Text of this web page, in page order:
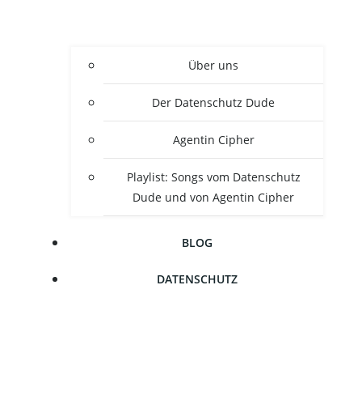
Über uns
Der Daten­schutz Dude
Agen­tin Cipher
Play­list: Songs vom Daten­schutz
Dude und von Agen­tin Cipher
BLOG
DATEN­SCHUTZ